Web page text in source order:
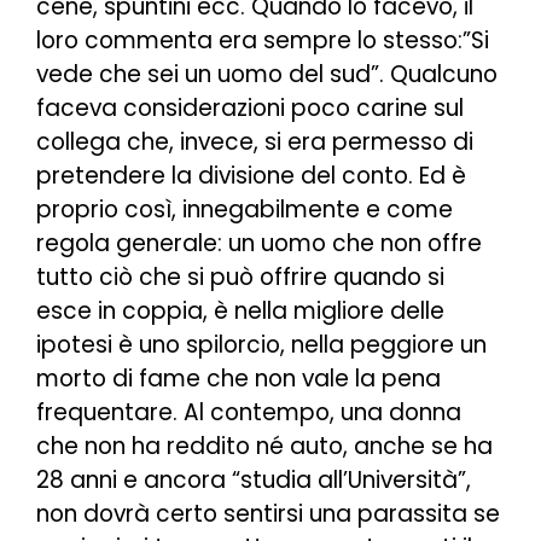
cene, spuntini ecc. Quando lo facevo, il
loro commenta era sempre lo stesso:”Si
vede che sei un uomo del sud”. Qualcuno
faceva considerazioni poco carine sul
collega che, invece, si era permesso di
pretendere la divisione del conto. Ed è
proprio così, innegabilmente e come
regola generale: un uomo che non offre
tutto ciò che si può offrire quando si
esce in coppia, è nella migliore delle
ipotesi è uno spilorcio, nella peggiore un
morto di fame che non vale la pena
frequentare. Al contempo, una donna
che non ha reddito né auto, anche se ha
28 anni e ancora “studia all’Università”,
non dovrà certo sentirsi una parassita se